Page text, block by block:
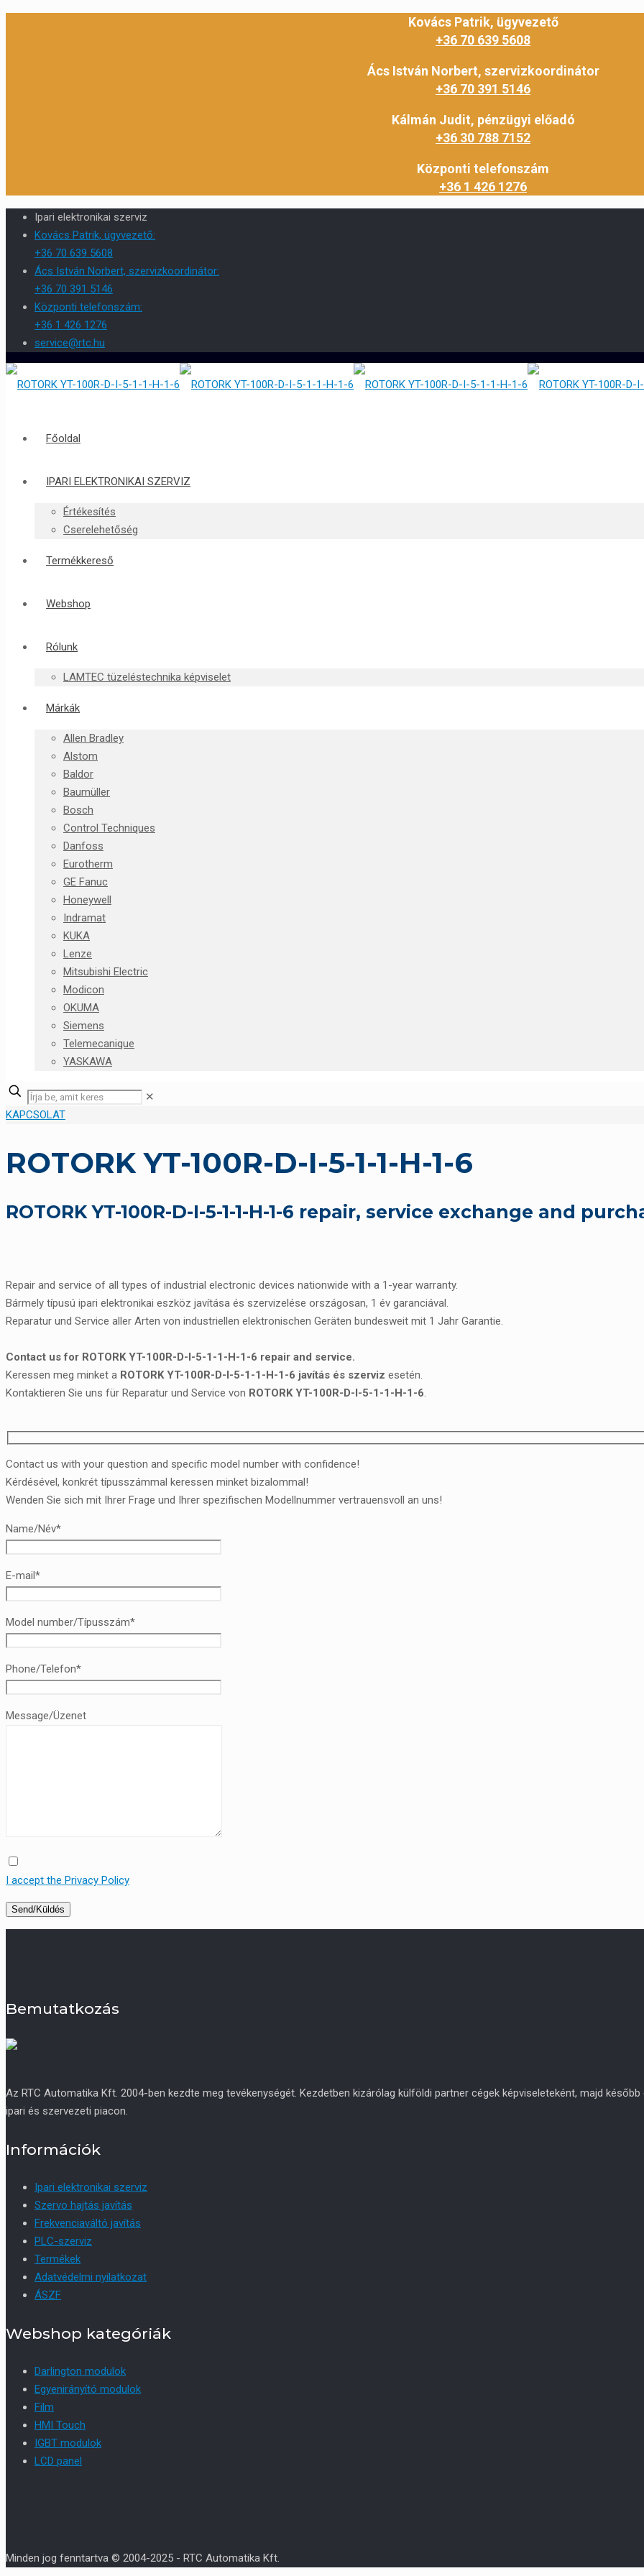
Kovács Patrik, ügyvezető
+36 70 639 5608
Ács István Norbert, szervizkoordinátor
+36 70 391 5146
Kálmán Judit, pénzügyi előadó
+36 30 788 7152
Központi telefonszám
+36 1 426 1276
Ipari elektronikai szerviz
Kovács Patrik, ügyvezető:
+36 70 639 5608
Ács István Norbert, szervizkoordinátor:
+36 70 391 5146
Központi telefonszám:
+36 1 426 1276
service@rtc.hu
Főoldal
IPARI ELEKTRONIKAI SZERVIZ
Értékesítés
Cserelehetőség
Termékkereső
Webshop
Rólunk
LAMTEC tüzeléstechnika képviselet
Márkák
Allen Bradley
Alstom
Baldor
Baumüller
Bosch
Control Techniques
Danfoss
Eurotherm
GE Fanuc
Honeywell
Indramat
KUKA
Lenze
Mitsubishi Electric
Modicon
OKUMA
Siemens
Telemecanique
YASKAWA
✕
KAPCSOLAT
ROTORK YT-100R-D-I-5-1-1-H-1-6
ROTORK YT-100R-D-I-5-1-1-H-1-6 repair, service exchange and
Repair and service of all types of industrial electronic devices nationwide with a 1-year warranty.
Bármely típusú ipari elektronikai eszköz javítása és szervizelése országosan, 1 év garanciával.
Reparatur und Service aller Arten von industriellen elektronischen Geräten bundesweit mit 1 Jahr Garantie.
Contact us for ROTORK YT-100R-D-I-5-1-1-H-1-6 repair and service.
Keressen meg minket a ROTORK YT-100R-D-I-5-1-1-H-1-6 javítás és szerviz esetén.
Kontaktieren Sie uns für Reparatur und Service von ROTORK YT-100R-D-I-5-1-1-H-1-6.
Contact us with your question and specific model number with confidence!
Kérdésével, konkrét típusszámmal keressen minket bizalommal!
Wenden Sie sich mit Ihrer Frage und Ihrer spezifischen Modellnummer vertrauensvoll an uns!
Name/Név*
E-mail*
Model number/Típusszám*
Phone/Telefon*
Message/Üzenet
I accept the Privacy Policy
Bemutatkozás
Az RTC Automatika Kft. 2004-ben kezdte meg tevékenységét. Kezdetben kizárólag külföldi partner cégek képviseleteként, majd
ipari és szervezeti piacon.
Információk
Ipari elektronikai szerviz
Szervo hajtás javítás
Frekvenciaváltó javítás
PLC-szerviz
Termékek
Adatvédelmi nyilatkozat
ÁSZF
Webshop kategóriák
Darlington modulok
Egyenirányító modulok
Film
HMI Touch
IGBT modulok
LCD panel
Minden jog fenntartva © 2004-2025 - RTC Automatika Kft.